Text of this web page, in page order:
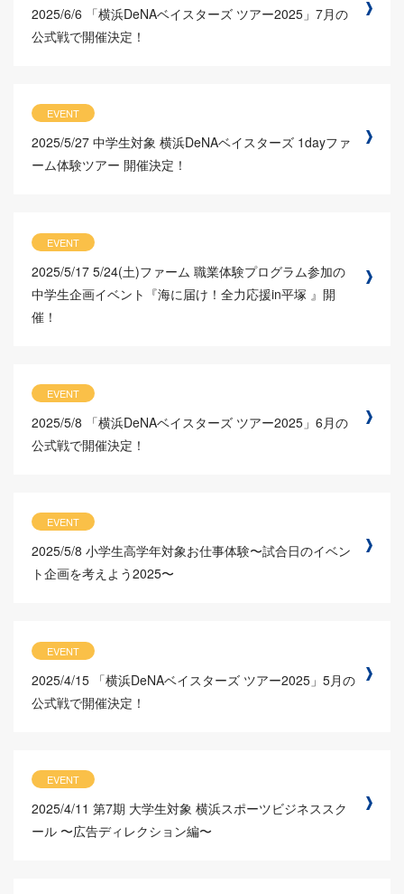
2025/6/6
「横浜DeNAベイスターズ ツアー2025」7月の
公式戦で開催決定！
EVENT
2025/5/27 中学生対象 横浜DeNAベイスターズ 1dayファ
ーム体験ツアー 開催決定！
EVENT
2025/5/17 5/24(土)ファーム 職業体験プログラム参加の
中学生企画イベント『海に届け！全力応援in平塚 』開
催！
EVENT
2025/5/8
「横浜DeNAベイスターズ ツアー2025」6月の
公式戦で開催決定！
EVENT
2025/5/8 小学生高学年対象お仕事体験〜試合日のイベン
ト企画を考えよう2025〜
EVENT
2025/4/15 「横浜DeNAベイスターズ ツアー2025」5月の
公式戦で開催決定！
EVENT
2025/4/11 第7期 大学生対象 横浜スポーツビジネススク
ール 〜広告ディレクション編〜